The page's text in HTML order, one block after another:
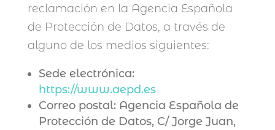
reclamación en la Agencia Española
de Protección de Datos, a través de
alguno de los medios siguientes:
Sede electrónica:
https://www.aepd.es
Correo postal: Agencia Española de
Protección de Datos, C/ Jorge Juan,